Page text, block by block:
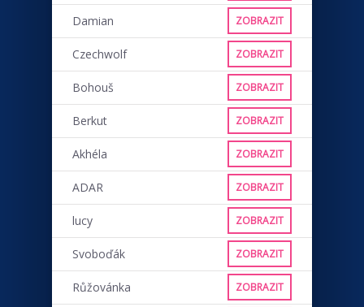
Damian ZOBRAZIT
Czechwolf ZOBRAZIT
Bohouš ZOBRAZIT
Berkut ZOBRAZIT
Akhéla ZOBRAZIT
ADAR ZOBRAZIT
lucy ZOBRAZIT
Svoboďák ZOBRAZIT
Růžovánka ZOBRAZIT